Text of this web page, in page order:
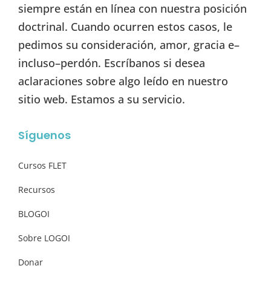
siempre están en línea con nuestra posición
doctrinal. Cuando ocurren estos casos, le
pedimos su consideración, amor, gracia e–
incluso–perdón. Escríbanos si desea
aclaraciones sobre algo leído en nuestro
sitio web. Estamos a su servicio.
Síguenos
Cursos FLET
Recursos
BLOGOI
Sobre LOGOI
Donar